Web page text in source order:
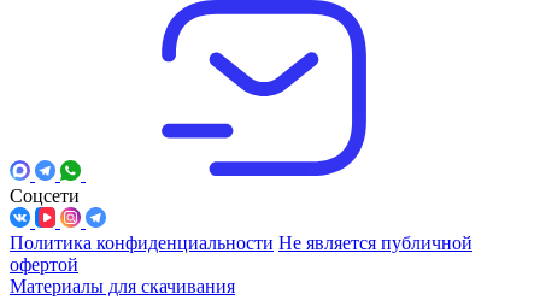
Соцсети
Политика конфиденциальности Не является публичной
офертой
Материалы для скачивания